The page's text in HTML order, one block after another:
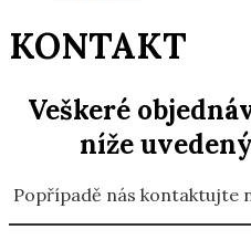
KONTAKT
Veškeré
níže
Popřípadě nás kontaktujte